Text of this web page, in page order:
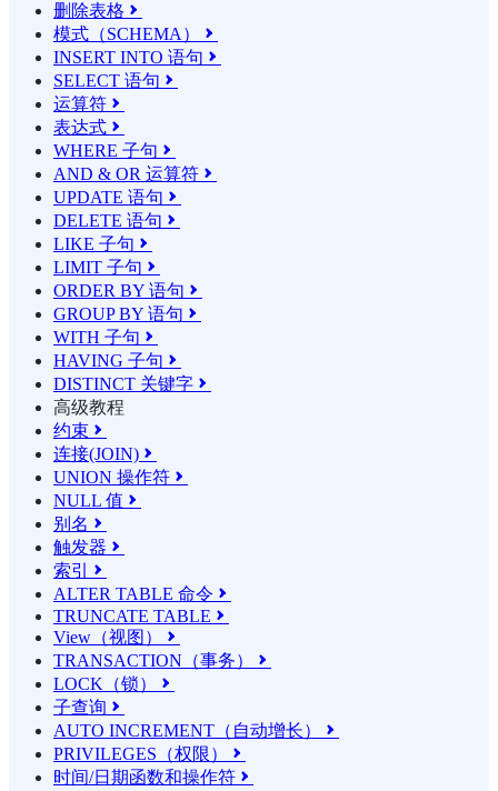
删除表格 
模式（SCHEMA） 
INSERT INTO 语句 
SELECT 语句 
运算符 
表达式 
WHERE 子句 
AND & OR 运算符 
UPDATE 语句 
DELETE 语句 
LIKE 子句 
LIMIT 子句 
ORDER BY 语句 
GROUP BY 语句 
WITH 子句 
HAVING 子句 
DISTINCT 关键字 
高级教程
约束 
连接(JOIN) 
UNION 操作符 
NULL 值 
别名 
触发器 
索引 
ALTER TABLE 命令 
TRUNCATE TABLE 
View（视图） 
TRANSACTION（事务） 
LOCK（锁） 
子查询 
AUTO INCREMENT（自动增长） 
PRIVILEGES（权限） 
时间/日期函数和操作符 